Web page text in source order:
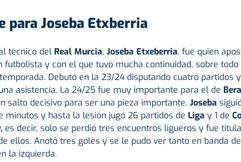
para Joseba Etxberria
técnico del Real Murcia, Joseba Etxeberria, fue quien
futbolista y con el que tuvo mucha continuidad, sobre todo
Debutó en la 23/24 disputando cuatro partidos y
asistencia. La 24/25 fue muy importante para el de
salto decisivo para ser una pieza importante. Joseba
minutos y hasta la lesión jugó 26 partidos de Liga y 1 de
es decir, solo se perdió tres encuentros ligueros y fue
ellos. Anotó tres goles y se le pudo ver tanto en banda
la izquierda.